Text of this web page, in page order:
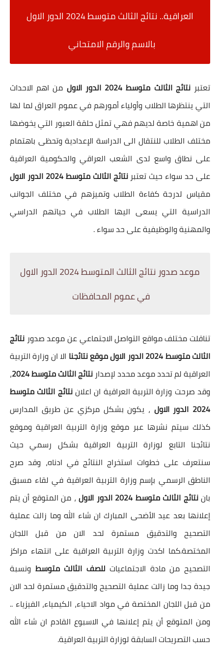
العراقية.. نتائج الثالث متوسط 2024 الدور الاول
بالاسم والرقم الامتحاني
تعتبرنتائج الثالث متوسط 2024 الدور الاول
من اهم الاحداث
التي ينتظرها الطلاب وأولياء أمورهم في عموم العراق لما لها
من اهمية خاصة لديهم فهي تمثل حلقة العبور التي يخوضها
مختلف الطلاب للنتقال الى الدراسة الإعدادية وتحظى باهتمام
على نطاق واسع لدى الشعب العراقي والحكومية العراقية
على حد سواء حيث تعتبرنتائج الثالث متوسط 2024 الدور الاول
مقياس لدرجة كفاءة الطلاب وتميزهم في مختلف الجوانب
الدراسية التي يسعى اليها الطلاب في حياتهم الدراسي
والمهنية والوظيفية على حد سواء .
موعد صدور نتائج الثالث المتوسط 2024 الدور الاول
في عموم المحافظات
تناقلت مختلف مواقع التواصل الاجتماعي عن موعد صدور نتائج
الثالث متوسط 2024 الدور الاول موقع نتائجنا
الا ان وزارة التربية
العراقية لم تحدد موعد محدد لإصدار نتائج الثالث متوسط 2024
،
وقد صرحت وزارة التربية العراقية ان اعلاننتائج الثالث متوسط
2024 الدور الاول
، يكون بشكل مركزي عن طريق المدارس
كذلك سيتم نشرها عبر موقع وزارة التربية العراقية وموقع
نتائجنا التابع لوزارة التربية العراقية بشكل رسمي حيث
سنتعرف على خطوات استخراج النتائج في ادناه، وقد صرح
الناطق الرسمي بإسم وزارة التربية العراقية في لقاء مسبق
باننتائج الثالث متوسط 2024 الدور الاول
، من المتوقع أن يتم
إعلانها بعد عيد الأضحى المبارك ان شاء الله وما زالت عملية
التصحيح والتدقيق مستمرة لحد الان من قبل اللجان
المختصة.كما اكدت وزارة التربية العراقية على انتهاء مراكز
التصحيح من مادة الاجتماعيات للصف الثالث متوسط ونسبة
جيدة جدا وما زالت عملية التصحيح والتدقيق مستمرة لحد الان
من قبل اللجان المختصة في مواد الاحياء، الكيمياء، الفيزياء ..
ومن المتوقع أن يتم إعلانها في الاسبوع القادم ان شاء الله
حسب التصريحات السابقة لوزارة التربية العراقية.